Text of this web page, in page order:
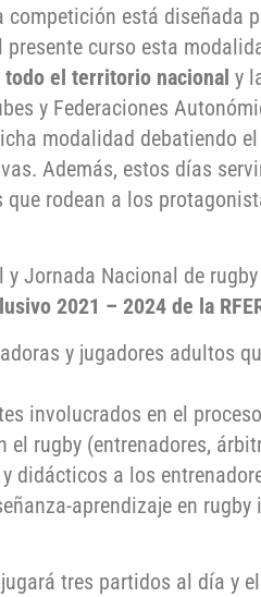
está diseñada
curso esta
el territorio nacional y
y Federaciones
modalidad debatiendo
Además, estos días
rodean a los
y Jornada Nacional de
2021 – 2024 de la
y jugadores adultos
involucrados en el
el rugby (entrenadores,
didácticos a los
aprendizaje en
tres partidos al día y